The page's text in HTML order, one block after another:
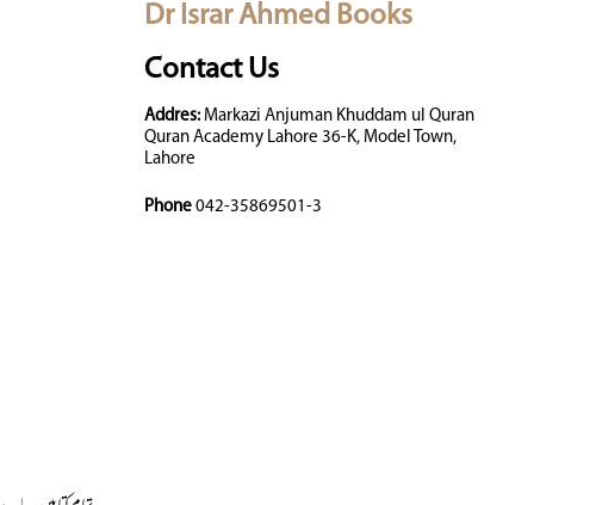
Dr Israr Ahmed Books
Contact Us
Addres:Markazi Anjuman Khuddam ul Quran
Quran Academy Lahore 36-K, Model Town,
Lahore
Phone 042-35869501-3